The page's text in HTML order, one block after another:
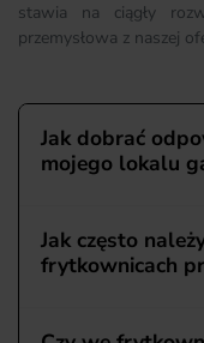
stawia na ciągły
przemysłowa z naszej
Jak dobrać
mojego lokalu
gastronomicznego
przygotowanych
Jak często
frytkownicach